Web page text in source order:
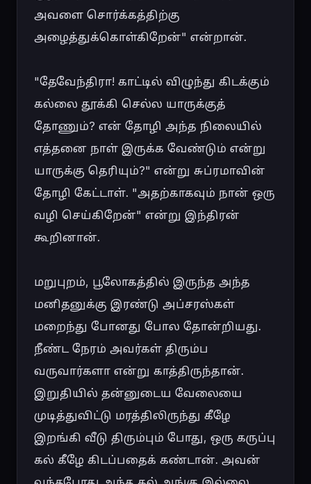
அவளை சொர்க்கத்திற்கு
அழைத்துக்கொள்கிறேன்" என்றான்.
"தேவேந்திரா! காட்டில் விழுந்து கிடக்கும்
கல்லை தூக்கி செல்ல யாருக்குத்
தோணும்? என் தோழி அந்த நிலையில்
எத்தனை நாள் இருக்க வேண்டும் என்று
யாருக்கு தெரியும்?" என்று சுப்ரமாவின்
தோழி கேட்டாள். "அதற்காகவும் நான் ஒரு
வழி செய்கிறேன்" என்று இந்திரன்
கூறினான்.
மறுபுறம், பூலோகத்தில் இருந்த அந்த
மனிதனுக்கு இரண்டு அப்சரஸ்கள்
மறைந்து போனது போல தோன்றியது.
நீண்ட நேரம் அவர்கள் திரும்ப
வருவார்களா என்று காத்திருந்தான்.
இறுதியில் தன்னுடைய வேலையை
முடித்துவிட்டு மரத்திலிருந்து கீழே
இறங்கி வீடு திரும்பும் போது, ஒரு கருப்பு
கல் கீழே கிடப்பதைக் கண்டான். அவன்